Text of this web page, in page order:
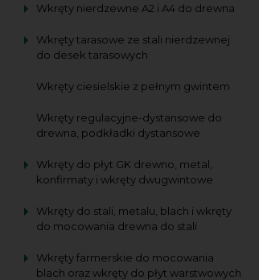
Wkręty nierdzewne A2 i A4 do drewna
Wkręty tarasowe ze stali nierdzewnej
do desek tarasowych
Wkręty ciesielskie z pełnym gwintem
Wkręty regulacyjne-dystansowe do
drewna, podkładki dystansowe
Wkręty do płyt GK drewno, metal,
konfirmaty i wkręty dwugwintowe
Wkręty do stali, metalu, blach i wkręty
do mocowania drewna do stali
Wkręty farmerskie do mocowania
blach oraz wkręty do płyt warstwowych